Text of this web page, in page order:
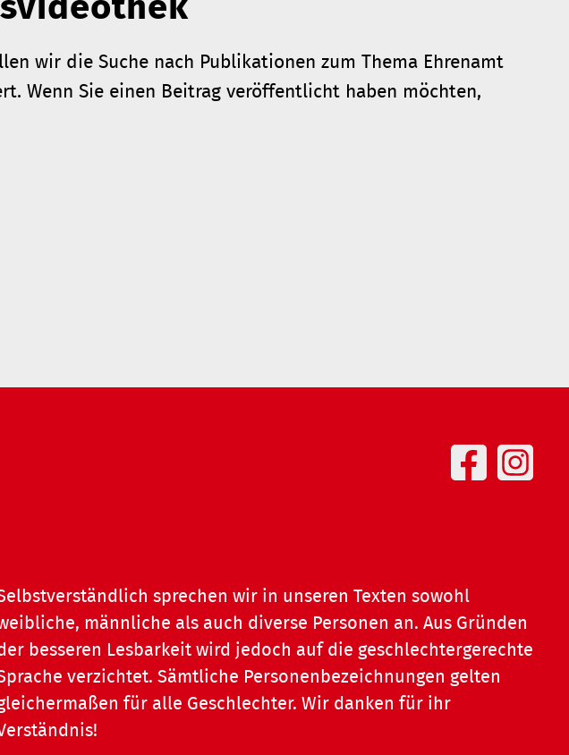
wir die Suche nach Publikationen zum Thema Ehrenamt
Wenn Sie einen Beitrag veröffentlicht haben möchten,
sprechen wir in unseren Texten sowohl
männliche als auch diverse Personen an. Aus Gründen
besseren Lesbarkeit wird jedoch auf die geschlechtergerechte
verzichtet. Sämtliche Personenbezeichnungen gelten
für alle Geschlechter. Wir danken für ihr